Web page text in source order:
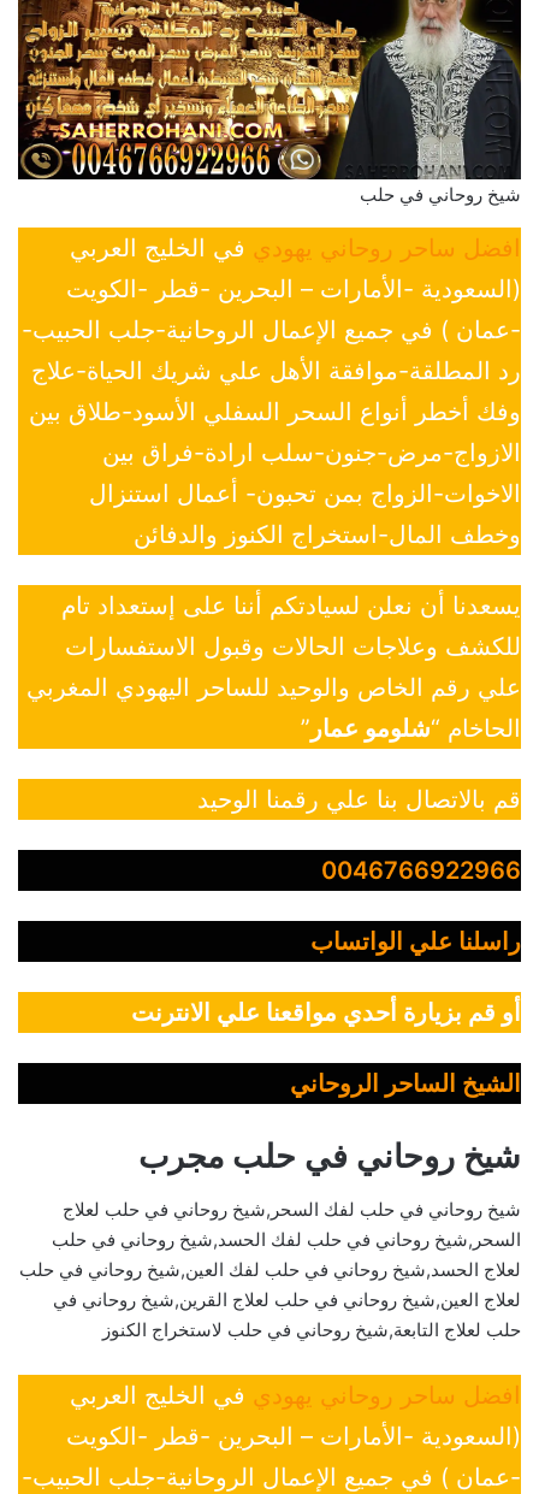
شيخ روحاني في حلب
افضل ساحر روحاني يهودي في الخليج العربي
(السعودية -الأمارات – البحرين -قطر -الكويت
-عمان ) في جميع الإعمال الروحانية-جلب الحبيب-
رد المطلقة-موافقة الأهل علي شريك الحياة-علاج
وفك أخطر أنواع السحر السفلي الأسود-طلاق بين
الازواج-مرض-جنون-سلب ارادة-فراق بين
الاخوات-الزواج بمن تحبون- أعمال استنزال
وخطف المال-استخراج الكنوز والدفائن
يسعدنا أن نعلن لسيادتكم أننا على إستعداد تام
للكشف وعلاجات الحالات وقبول الاستفسارات
علي رقم الخاص والوحيد للساحر اليهودي المغربي
الحاخام “شلومو عمار ”
قم بالاتصال بنا علي رقمنا الوحيد
0046766922966
راسلنا علي الواتساب
أو قم بزيارة أحدي مواقعنا علي الانترنت
الشيخ الساحر الروحاني
شيخ روحاني في حلب مجرب
شيخ روحاني في حلب لفك السحر,شيخ روحاني في حلب لعلاج
السحر,شيخ روحاني في حلب لفك الحسد,شيخ روحاني في حلب
لعلاج الحسد,شيخ روحاني في حلب لفك العين,شيخ روحاني في حلب
لعلاج العين,شيخ روحاني في حلب لعلاج القرين,شيخ روحاني في
حلب لعلاج التابعة,شيخ روحاني في حلب لاستخراج الكنوز
افضل ساحر روحاني يهودي في الخليج العربي
(السعودية -الأمارات – البحرين -قطر -الكويت
-عمان ) في جميع الإعمال الروحانية-جلب الحبيب-